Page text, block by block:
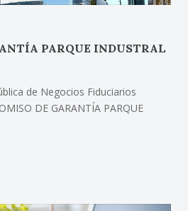
PARQUE INDUSTRAL
de Negocios Fiduciarios
DE GARANTÍA PARQUE